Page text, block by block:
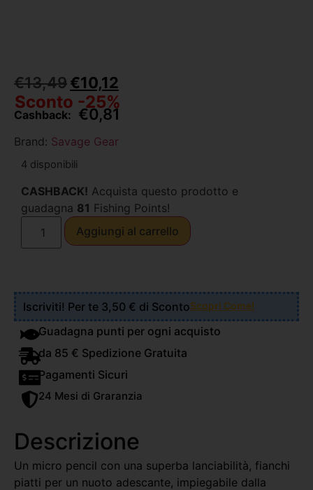
€13,49€10,12
Sconto -25%
Cashback: €0,81
Brand: Savage Gear
4 disponibili
CASHBACK! Acquista questo prodotto e
guadagna 81 Fishing Points!
Aggiungi al carrello
Iscriviti! Per te 3,50 € di ScontoScopri Come!
Guadagna punti per ogni acquisto
da 85 € Spedizione Gratuita
Pagamenti Sicuri
24 Mesi di Graranzia
Descrizione
Un micro pencil con una superba lanciabilità, fianchi
piatti per un nuoto adescante, impiegabile dalla